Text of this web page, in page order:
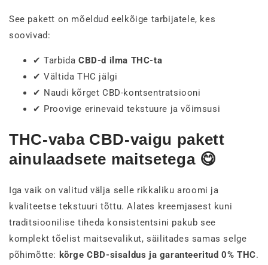
See pakett on mõeldud eelkõige tarbijatele, kes
soovivad:
✔ Tarbida CBD-d ilma THC-ta
✔ Vältida THC jälgi
✔ Naudi kõrget CBD-kontsentratsiooni
✔ Proovige erinevaid tekstuure ja võimsusi
THC-vaba CBD-vaigu pakett
ainulaadsete maitsetega 😋
Iga vaik on valitud välja selle rikkaliku aroomi ja
kvaliteetse tekstuuri tõttu. Alates kreemjasest kuni
traditsioonilise tiheda konsistentsini pakub see
komplekt tõelist maitsevalikut, säilitades samas selge
põhimõtte: kõrge CBD-sisaldus ja garanteeritud 0% THC.